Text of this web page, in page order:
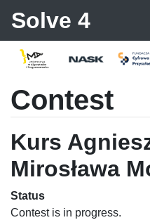
Solve 4
Contest
Kurs
Mirosława
Status
Contest is in progress.